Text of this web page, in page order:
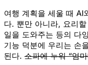
여행 계획을 세울 때 AI
다. 뿐만 아니라, 요리
일을 도와주는 등의 다
기능 덕분에 우리는 손
된다. 소파에 누워 “엄